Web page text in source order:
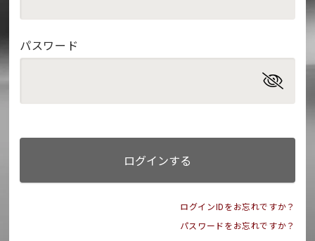
パスワード
ログインする
ログインIDをお忘れですか？
パスワードをお忘れですか？